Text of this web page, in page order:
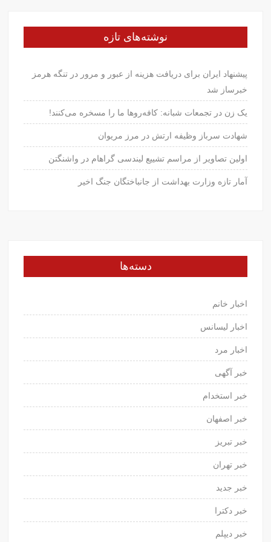
نوشته‌های تازه
پیشنهاد ایران برای دریافت هزینه از عبور و مرور در تنگه هرمز
خبرساز شد
یک زن در تجمعات شبانه: کافه‌روها ما را مسخره می‌کنند!
شهادت سرباز وظیفه ارتش در مرز مریوان
اولین تصاویر از مراسم تشییع لیندسی گراهام در واشنگتن
آمار تازه وزارت بهداشت از جانباختگان جنگ اخیر
دسته‌ها
اخبار خانم
اخبار لیسانس
اخبار مرد
خبر آگهی
خبر استخدام
خبر اصفهان
خبر تبریز
خبر تهران
خبر جدید
خبر دکترا
خبر دیپلم